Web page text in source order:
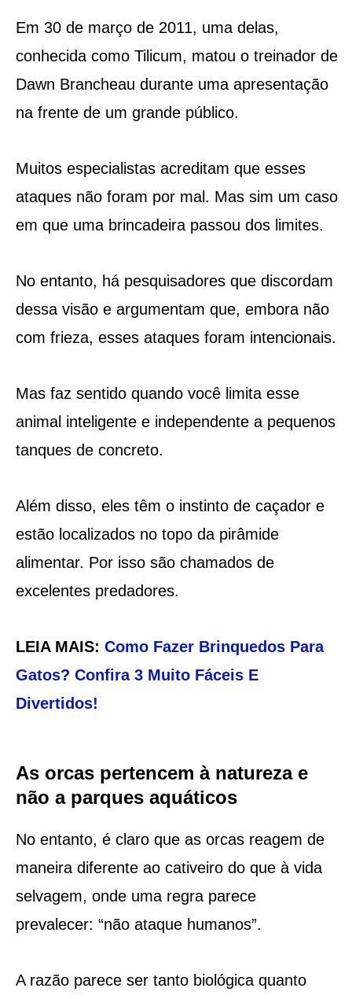
Em 30 de março de 2011, uma delas,
conhecida como Tilicum, matou o treinador de
Dawn Brancheau durante uma apresentação
na frente de um grande público.
Muitos especialistas acreditam que esses
ataques não foram por mal. Mas sim um caso
em que uma brincadeira passou dos limites.
No entanto, há pesquisadores que discordam
dessa visão e argumentam que, embora não
com frieza, esses ataques foram intencionais.
Mas faz sentido quando você limita esse
animal inteligente e independente a pequenos
tanques de concreto.
Além disso, eles têm o instinto de caçador e
estão localizados no topo da pirâmide
alimentar. Por isso são chamados de
excelentes predadores.
LEIA MAIS: Como Fazer Brinquedos Para
Gatos? Confira 3 Muito Fáceis E
Divertidos!
As orcas pertencem à natureza e
não a parques aquáticos
No entanto, é claro que as orcas reagem de
maneira diferente ao cativeiro do que à vida
selvagem, onde uma regra parece
prevalecer: “não ataque humanos”.
A razão parece ser tanto biológica quanto